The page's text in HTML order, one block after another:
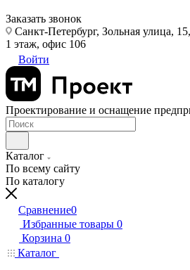
Заказать звонок
Санкт-Петербург, Зольная улица,
1 этаж, офис 106
Войти
Проектирование и оснащение
Каталог
По всему сайту
По каталогу
Сравнение0
Избранные товары 0
Корзина 0
Каталог